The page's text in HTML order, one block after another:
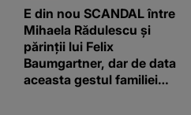
E din nou SCANDAL între
Mihaela Rădulescu și
părinții lui Felix
Baumgartner, dar de data
aceasta gestul familiei